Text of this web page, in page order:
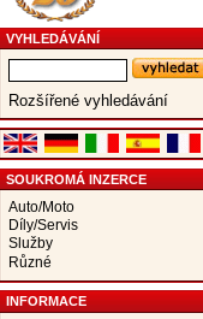
VYHLEDÁVÁNÍ
Rozšířené vyhledávání
SOUKROMÁ INZERCE
Auto/Moto
Díly/Servis
Služby
Různé
INFORMACE